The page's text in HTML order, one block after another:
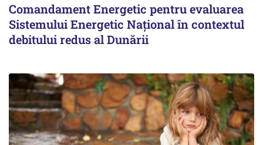
Comandament Energetic pentru evaluarea
Sistemului Energetic Naţional în contextul
debitului redus al Dunării